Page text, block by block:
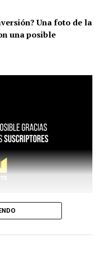
Una foto de la
una posible